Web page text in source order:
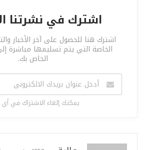
اشترك في نشرتنا
اشترك هنا للحصول على آخر الأخبار
الخاصة التي يتم تسليمها مباشرة
الخاص بك.
يمكنك إلغاء الاشتراك في